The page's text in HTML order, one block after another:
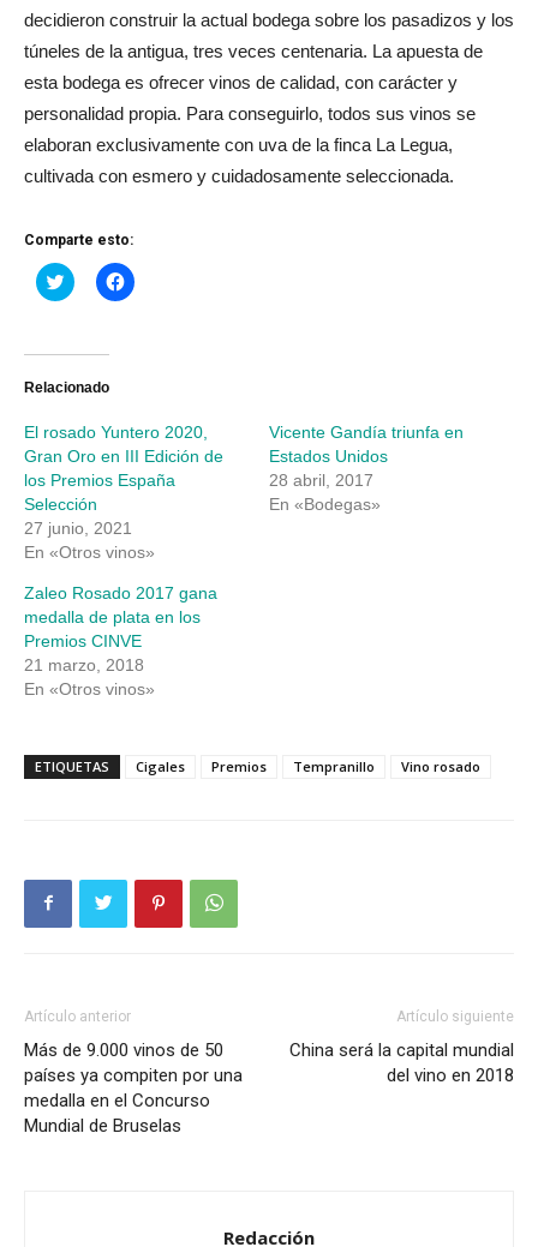
decidieron construir la actual bodega sobre los pasadizos y los
túneles de la antigua, tres veces centenaria. La apuesta de
esta bodega es ofrecer vinos de calidad, con carácter y
personalidad propia. Para conseguirlo, todos sus vinos se
elaboran exclusivamente con uva de la finca La Legua,
cultivada con esmero y cuidadosamente seleccionada.
Comparte esto:
Haz
clic
Twitter
abre
ventana
nueva)
Haz
clic
ventana
nueva)
Relacionado
El rosado Yuntero 2020,
Gran Oro en III Edición de
los Premios España
Selección
27 junio, 2021
En «Otros vinos»
Vicente Gandía triunfa en
Estados Unidos
28 abril, 2017
En «Bodegas»
Zaleo Rosado 2017 gana
medalla de plata en los
Premios CINVE
21 marzo, 2018
En «Otros vinos»
ETIQUETAS Cigales Premios Tempranillo Vino rosado
Artículo anterior
Más de 9.000 vinos de 50
países ya compiten por una
medalla en el Concurso
Mundial de Bruselas
Artículo siguiente
China será la capital mundial
del vino en 2018
Redacción